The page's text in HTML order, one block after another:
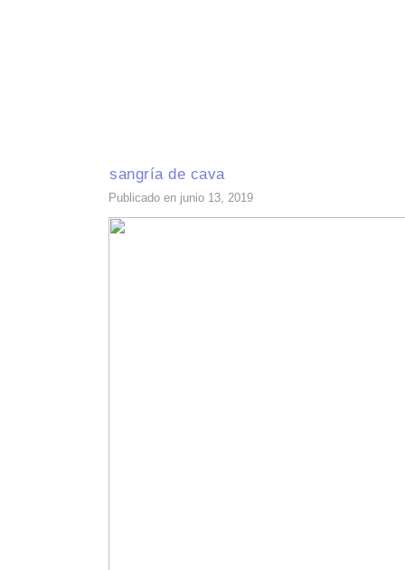
sangría de cava
Publicado en junio 13, 2019